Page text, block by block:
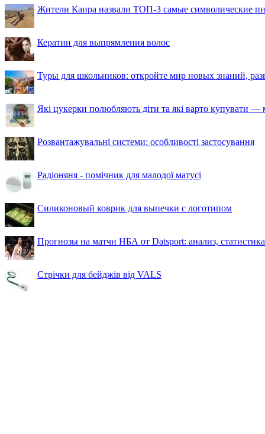
Жители Каира назвали ТОП-3 самые символические
Кератин для выпрямления волос
Туры для школьников: откройте мир новых знаний,
Які цукерки полюбляють діти та які варто купувати —
Розвантажувальні системи: особливості застосування
Радіоняня - помічник для малодої матусі
Силиконовый коврик для выпечки с логотипом
Прогнозы на матчи НБА от Datsport: анализ,
Стрічки для бейджів від VALS